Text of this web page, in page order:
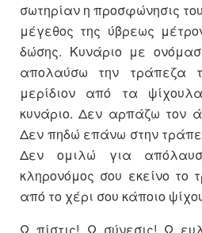
σωτηρίαν η προσφώνησις
μέγεθος της ύβρεως
δώσης. Κυνάριο με
απολαύσω την τράπεζα
μερίδιον από τα
κυνάριο. Δεν αρπάζω τον
Δεν πηδώ επάνω στην
Δεν ομιλώ για
κληρονόμος σου εκείνο το
από το χέρι σου κάποιο